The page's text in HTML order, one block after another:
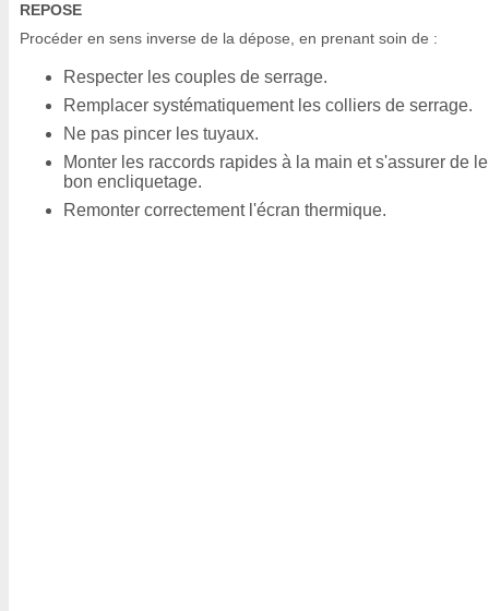
REPOSE
Procéder en sens inverse de la dépose, en prenant soin de :
Respecter les couples de serrage.
Remplacer systématiquement les colliers de serrage.
Ne pas pincer les tuyaux.
Monter les raccords rapides à la main et s'assurer de
bon encliquetage.
Remonter correctement l'écran thermique.